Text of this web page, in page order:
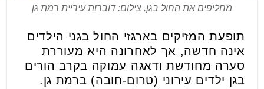
מחליפים את החול בגן. צילום: דוברות עיריית רמת גן
תופעת המזיקים בארגזי החול בגני הילדים
אינה חדשה, אך לאחרונה היא מעוררת
סערה מחודשת ודאגה עמוקה בקרב הורים
בגן ילדים עירוני (טרום-חובה) ברמת גן.